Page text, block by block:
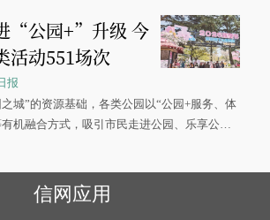
“公园+”升级 今
活动551场次
报
城”的资源基础，各类公园以“公园+服务、体
机融合方式，吸引市民走进公园、乐享公
信网应用